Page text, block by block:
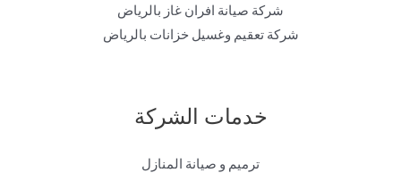
شركة صيانة افران غاز بالرياض
شركة تعقيم وغسيل خزانات بالرياض
خدمات الشركة
ترميم و صيانة المنازل